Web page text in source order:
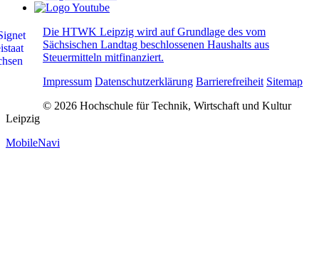
Die HTWK Leipzig wird auf Grundlage des vom
Sächsischen Landtag beschlossenen Haushalts aus
Steuermitteln mitfinanziert.
Impressum Datenschutzerklärung Barrierefreiheit Sitemap
© 2026 Hochschule für Technik, Wirtschaft und Kultur
Leipzig
MobileNavi